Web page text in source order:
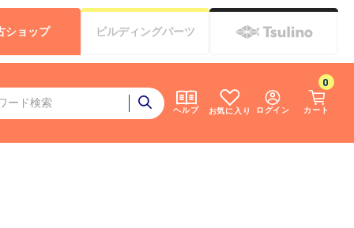
ヘルプ お気に入り ログイン カート
0
ショップ ビルディングパーツ